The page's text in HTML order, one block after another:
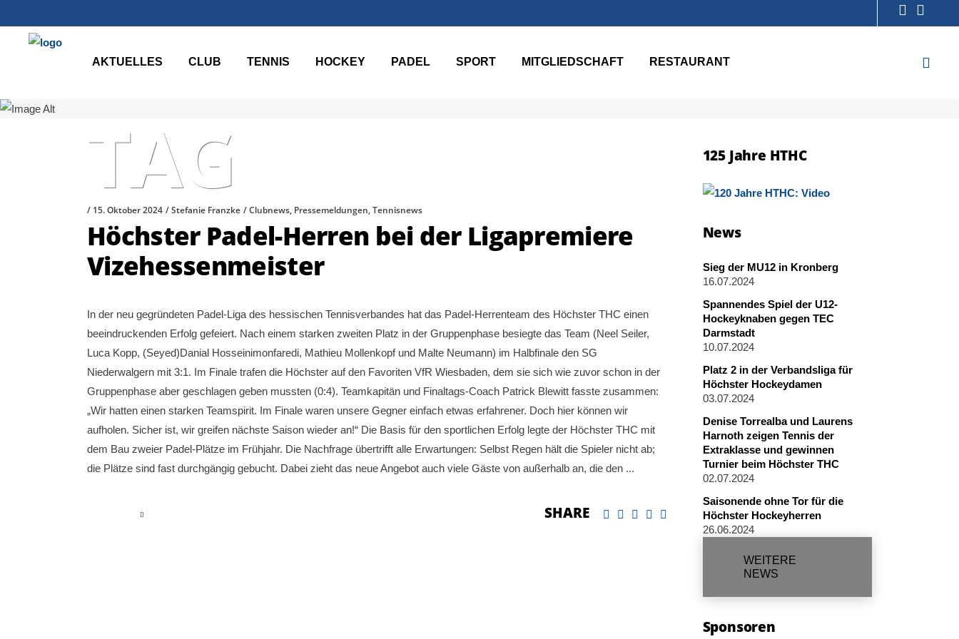
AKTUELLES CLUB TENNIS HOCKEY PADEL SPORT MITGLIEDSCHAFT RESTAURANT
VIZEHESSENMEISTER
TAG
15. Oktober 2024 Stefanie Franzke Clubnews, Pressemeldungen,Tennisnews
Höchster Padel-Herren bei der Ligapremiere
Vizehessenmeister
In der neu gegründeten Padel-Liga des hessischen Tennisverbandes hat das Padel-Herrenteam des Höchster THC einen
beeindruckenden Erfolg gefeiert. Nach einem starken zweiten Platz in der Gruppenphase besiegte das Team (Neel Seiler,
Luca Kopp, (Seyed)Danial Hosseinimonfaredi, Mathieu Mollenkopf und Malte Neumann) im Halbfinale den SG
Niederwalgern mit 3:1. Im Finale trafen die Höchster auf den Favoriten VfR Wiesbaden, dem sie sich wie zuvor schon in der
Gruppenphase aber geschlagen geben mussten (0:4). Teamkapitän und Finaltags-Coach Patrick Blewitt fasste zusammen:
„Wir hatten einen starken Teamspirit. Im Finale waren unsere Gegner einfach etwas erfahrener. Doch hier können wir
aufholen. Sicher ist, wir greifen nächste Saison wieder an!“ Die Basis für den sportlichen Erfolg legte der Höchster THC mit
dem Bau zweier Padel-Plätze im Frühjahr. Die Nachfrage übertrifft alle Erwartungen: Selbst Regen hält die Spieler nicht ab;
die Plätze sind fast durchgängig gebucht. Dabei zieht das neue Angebot auch viele Gäste von außerhalb an, die den
SHARE
125 Jahre HTHC
News
Sieg der MU12 in Kronberg
16.07.2024
Spannendes Spiel der U12-
Hockeyknaben gegen TEC
Darmstadt
10.07.2024
Platz 2 in der Verbandsliga für
Höchster Hockeydamen
03.07.2024
Denise Torrealba und Laurens
Harnoth zeigen Tennis der
Extraklasse und gewinnen
Turnier beim Höchster THC
02.07.2024
Saisonende ohne Tor für die
Höchster Hockeyherren
26.06.2024
WEITERE
NEWS
Sponsoren